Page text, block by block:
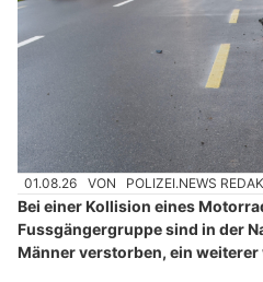
01.08.26 VON POLIZEI.NEWS
Bei einer Kollision eines
Fussgängergruppe sind in der
Männer verstorben, ein